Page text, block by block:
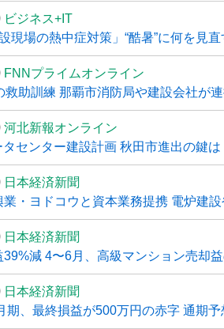
ビジネス+IT
現場の熱中症対策」“酷暑”に何を見直
FNNプライムオンライン
救助訓練 那覇市消防局や建設会社が
河北新報オンライン
センター建設計画 秋田市進出の鍵は
日本経済新聞
・ヨドコウと資本業務提携 電炉建
日本経済新聞
減 4〜6月、高級マンション売却
日本経済新聞
期、最終損益が500万円の赤字 通期予